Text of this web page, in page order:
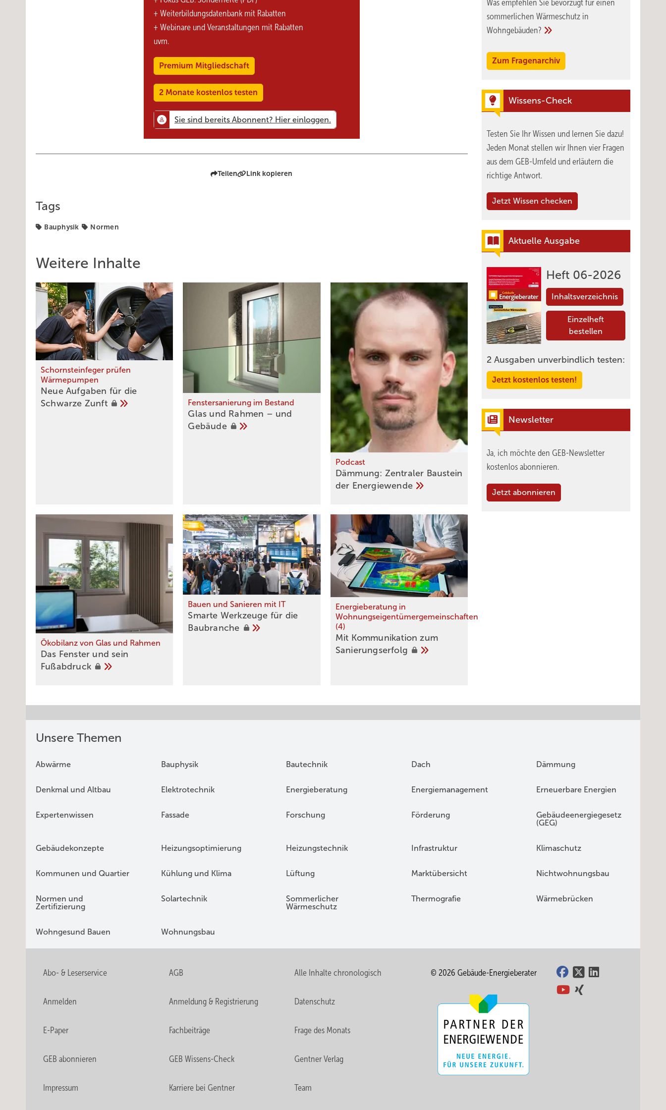
+ Weiterbildungsdatenbank mit Rabatten
+ Webinare und Veranstaltungen mit Rabatten
uvm.
Premium Mitgliedschaft
2 Monate kostenlos testen
Teilen Link kopieren
Tags
Bauphysik Normen
Weitere Inhalte
Schornsteinfeger prüfen
Wärmepumpen
Neue Aufgaben für die
Schwarze Zunft Fenstersanierung im Bestand
Glas und Rahm en – und
Gebäude
Podcast
Dämmung: Zentraler Baustein
der Energiewende
Ökobilanz von Glas und Rahmen
Das Fenster und sein
Fußabdruck
Bauen und Sanieren mit IT
Smarte Werkzeuge für die
Baubranche
Energieberatung in
Wohnungseigentümergemeinschaften
(4)
Mit Kommunikation zum
­Sanierungserfolg
Was empfehlen Sie bevorzugt für einen
sommerlichen Wärmeschutz in
Wohngebäuden?
Zum Fragenarchiv
Wissens-Check
Testen Sie Ihr Wissen und lernen Sie dazu!
Jeden Monat stellen wir Ihnen vier Fragen
aus dem GEB-Umfeld und erläutern die
richtige Antwort.
Jetzt Wissen checken
Aktuelle Ausgabe
Heft 06-2026
Inhaltsverzeichnis
Einzelheft
bestellen
2 Ausgaben unverbindlich testen:
Jetzt kostenlos testen!
Newsletter
Ja, ich möchte den GEB-Newsletter
kostenlos abonnieren.
Jetzt abonnieren
Unsere Themen
Abwärme Bauphysik Bautechnik Dach Dämmung
Denkmal und Altbau Elektrotechnik Energieberatung Energiemanagement Erneuerbare Energien
Expertenwissen Fassade Forschung Förderung
Gebäudeenergiegesetz
(GEG)
Gebäudekonzepte Heizungsoptimierung Heizungstechnik Infrastruktur Klimaschutz
Kommunen und Quartier Kühlung und Klima Lüftung Marktübersicht Nichtwohnungsbau
Normen und
Zertifizierung
Solartechnik
Sommerlicher
Wärmeschutz
Thermografie Wärmebrücken
Wohngesund Bauen Wohnungsbau
Abo- & Leserservice AGB Alle Inhalte chronologisch
Anmelden Anmeldung & Registrierung Datenschutz
E-Paper Fachbeiträge Frage des Monats
GEB abonnieren GEB Wissens-Check Gentner Verlag
Impressum Karriere bei Gentner Team
© 2026 Gebäude-Energieberater